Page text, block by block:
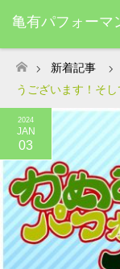
亀有パフォーマ
ホーム
新着記事
うございます！そし
2024
JAN
03